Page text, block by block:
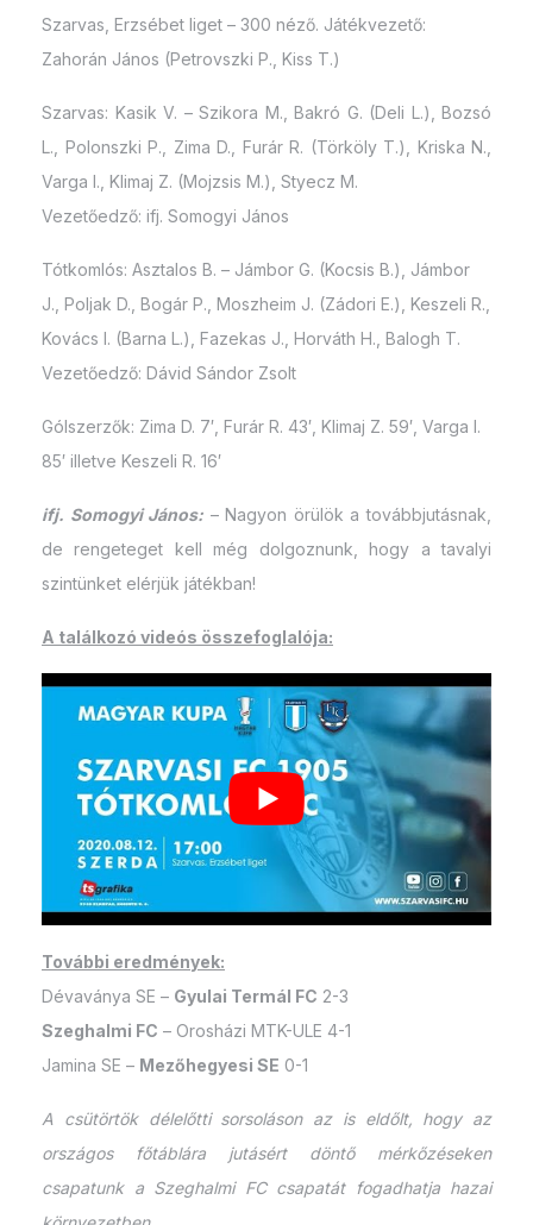
Szarvas, Erzsébet liget – 300 néző. Játékvezető:
Zahorán János (Petrovszki P., Kiss T.)
Szarvas: Kasik V. – Szikora M., Bakró G. (Deli L.), Bozsó
L., Polonszki P., Zima D., Furár R. (Törköly T.), Kriska N.,
Varga I., Klimaj Z. (Mojzsis M.), Styecz M.
Vezetőedző: ifj. Somogyi János
Tótkomlós: Asztalos B. – Jámbor G. (Kocsis B.), Jámbor
J., Poljak D., Bogár P., Moszheim J. (Zádori E.), Keszeli R.,
Kovács I. (Barna L.), Fazekas J., Horváth H., Balogh T.
Vezetőedző: Dávid Sándor Zsolt
Gólszerzők: Zima D. 7′, Furár R. 43′, Klimaj Z. 59′, Varga I.
85′ illetve Keszeli R. 16′
ifj. Somogyi János: – Nagyon örülök a továbbjutásnak,
de rengeteget kell még dolgoznunk, hogy a tavalyi
szintünket elérjük játékban!
A találkozó videós összefoglalója:
További eredmények:
Dévaványa SE – Gyulai Termál FC 2-3
Szeghalmi FC – Orosházi MTK-ULE 4-1
Jamina SE – Mezőhegyesi SE 0-1
A csütörtök délelőtti sorsoláson az is eldőlt, hogy az
országos főtáblára jutásért döntő mérkőzéseken
csapatunk a Szeghalmi FC csapatát fogadhatja hazai